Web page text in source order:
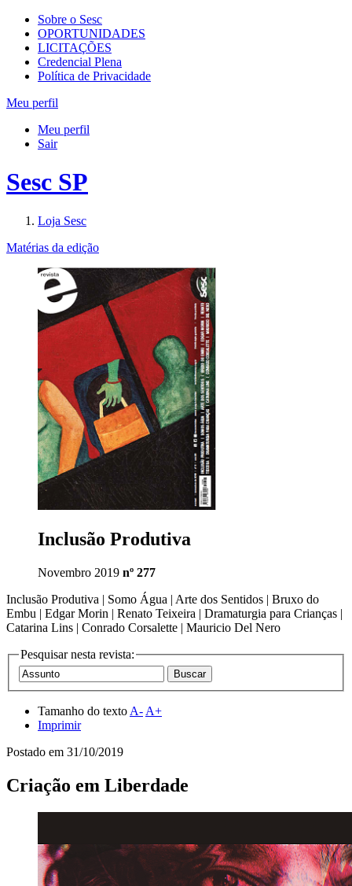
Sobre o Sesc
OPORTUNIDADES
LICITAÇÕES
Credencial Plena
Política de Privacidade
Meu perfil
Meu perfil
Sair
Sesc SP
Loja Sesc
Matérias da edição
Inclusão Produtiva
Novembro 2019 nº 277
Inclusão Produtiva | Somo Água | Arte dos Sentidos | Bruxo do
Embu | Edgar Morin | Renato Teixeira | Dramaturgia para Crianças |
Catarina Lins | Conrado Corsalette | Mauricio Del Nero
Pesquisar nesta revista:
Tamanho do texto A- A+
Imprimir
Postado em 31/10/2019
Criação em Liberdade